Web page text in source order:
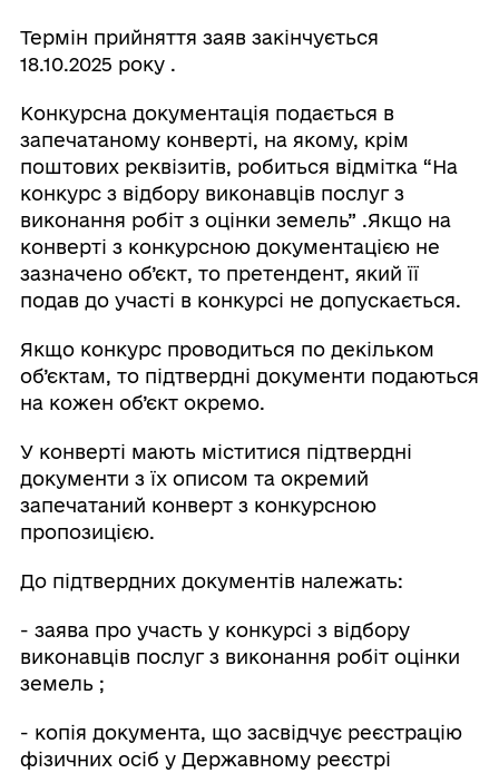
Термін прийняття заяв закінчується
18.10.2025 року .
Конкурсна документація подається в
запечатаному конверті, на якому, крім
поштових реквізитів, робиться відмітка “На
конкурс з відбору виконавців послуг з
виконання робіт з оцінки земель” .Якщо на
конверті з конкурсною документацією не
зазначено об’єкт, то претендент, який її
подав до участі в конкурсі не допускається.
Якщо конкурс проводиться по декільком
об’єктам, то підтвердні документи подаються
на кожен об’єкт окремо.
У конверті мають міститися підтвердні
документи з їх описом та окремий
запечатаний конверт з конкурсною
пропозицією.
До підтвердних документів належать:
- заява про участь у конкурсі з відбору
виконавців послуг з виконання робіт оцінки
земель ;
- копія документа, що засвідчує реєстрацію
фізичних осіб у Державному реєстрі